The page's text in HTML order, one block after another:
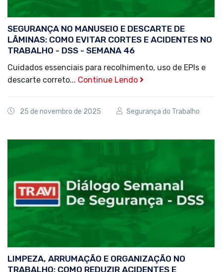
SEGURANÇA NO MANUSEIO E DESCARTE DE
LÂMINAS: COMO EVITAR CORTES E ACIDENTES NO
TRABALHO - DSS - SEMANA 46
Cuidados essenciais para recolhimento, uso de EPIs e
descarte correto... Continue Lendo
25 de novembro de 2025 Segurança do Trabalho
LIMPEZA, ARRUMAÇÃO E ORGANIZAÇÃO NO
TRABALHO: COMO REDUZIR ACIDENTES E